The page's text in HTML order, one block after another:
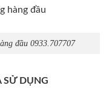
đầu 0933.707707
SỬ DỤNG